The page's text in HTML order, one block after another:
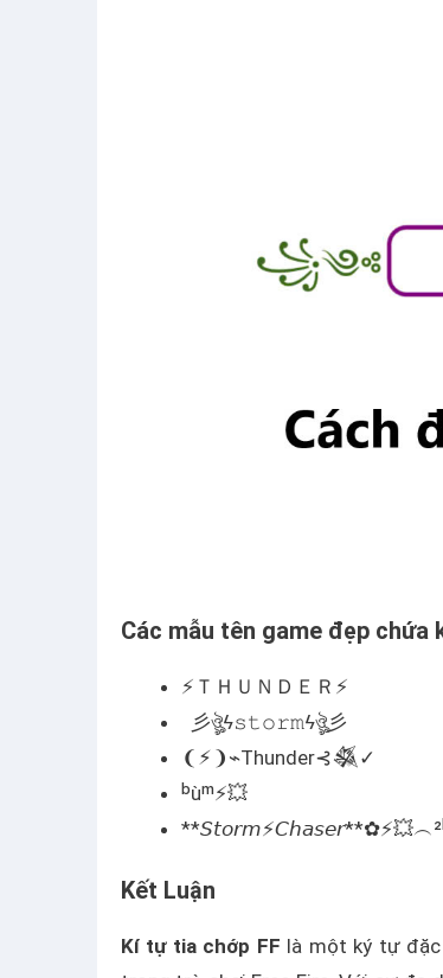
Các mẫu tên game đẹp
⚡ＴＨＵＮＤＥＲ⚡
彡ঔৣϟ𝚜𝚝𝚘𝚛𝚖ϟঔৣ彡
‎❨⚡︎❩⌁Thunder⊰𒈒✓
ᵇùᵐ⚡️💥
Kết Luận
Kí tự tia chớp FF là một ký tự đặc